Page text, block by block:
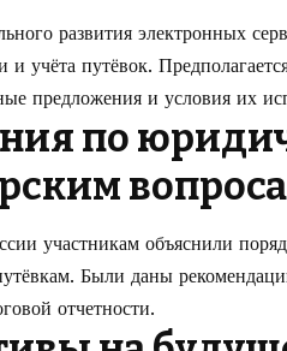
развития электронных
учёта путёвок.
предложения и условия их
по
участникам объяснили
Были даны
отчетности.